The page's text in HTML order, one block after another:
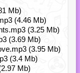
Mb)
(4.46 Mb)
(3.25 Mb)
(3.69 Mb)
(3.95 Mb)
(3.4 Mb)
Mb)